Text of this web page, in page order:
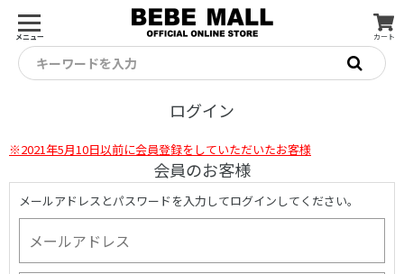
メニュー カート
キーワードを入力
ログイン
※2021年5月10日以前に会員登録をしていただいたお客様
会員のお客様
メールアドレスとパスワードを入力してログインしてください。